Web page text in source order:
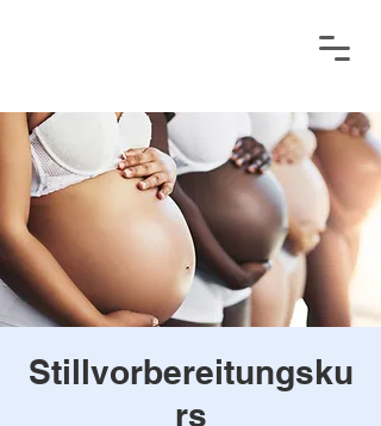
Stillvorbereitungsku
rs